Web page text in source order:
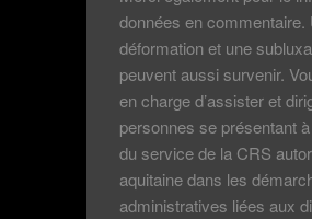
données en commentaire.
déformation et une
peuvent aussi survenir.
en charge d’assister et
personnes se présentant à
du service de la CRS
aquitaine dans les
administratives liées aux